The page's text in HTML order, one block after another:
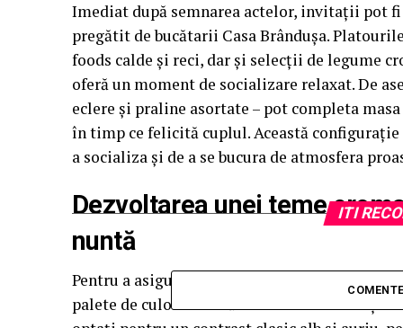
Imediat după semnarea actelor, invitații pot
pregătit de bucătarii Casa Brândușa.
foods calde și reci, dar și selecții de legume
oferă un moment de socializare relaxat. De
eclere și praline asortate – pot completa
în timp ce felicită cuplul. Această
a socializa și de a se bucura de atmosfera
Dezvoltarea unei teme
nuntă
Pentru a asigura un design unitar și elegant,
palete de culori care să rezoneze cu
ITI